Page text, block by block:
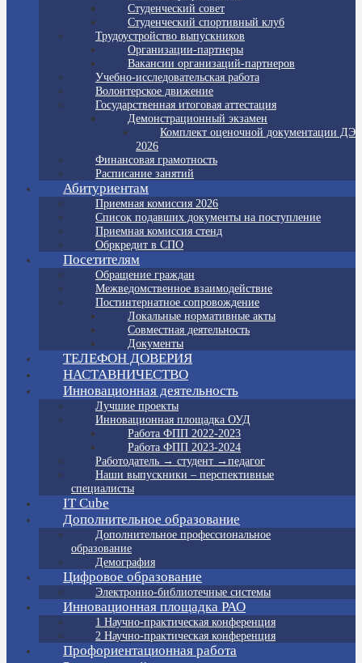
Студенческий совет
Студенческий спортивный клуб
Трудоустройство выпускников
Организации-партнеры
Вакансии организаций-партнеров
Учебно-исследовательская работа
Волонтерское движение
Государственная итоговая аттестация
Демонстрационный экзамен
Комплект оценочной документации ДЭ
2026
Финансовая грамотность
Расписание занятий
Абитуриентам
Приемная комиссия 2026
Список подавших документы на поступление
Приемная комиссия стенд
Обркредит в СПО
Посетителям
Обращение граждан
Межведомственное взаимодействие
Постинтернатное сопровождение
Локальные нормативные акты
Совместная деятельность
Документы
ТЕЛЕФОН ДОВЕРИЯ
НАСТАВНИЧЕСТВО
Инновационная деятельность
Лучшие проекты
Инновационная площадка ОУД
Работа ФПП 2022-2023
Работа ФПП 2023-2024
Работодатель → студент →педагог
Наши выпускники – перспективные
специалисты
IT Cube
Дополнительное образование
Дополнительное профессиональное
образование
Демография
Цифровое образование
Электронно-библиотечные системы
Инновационная площадка РАО
1 Научно-практическая конференция
2 Научно-практическая конференция
Профориентационная работа